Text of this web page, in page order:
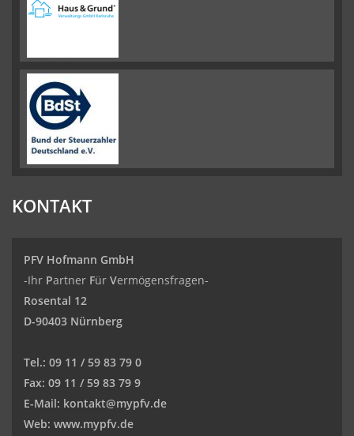
KONTAKT
PFV Hofmann GmbH
-Ihr Partner Für Vermögensfragen-
Rosental 12
D-90403 Nürnberg
Tel.: 09 11 / 59 83 79 0
Fax: 09 11 / 59 83 79 9
E-Mail: kontakt@mypfv.de
Web: www.mypfv.de